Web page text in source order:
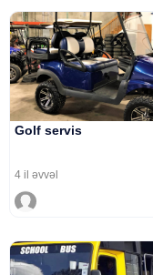
Golf servis
4 il əvvəl